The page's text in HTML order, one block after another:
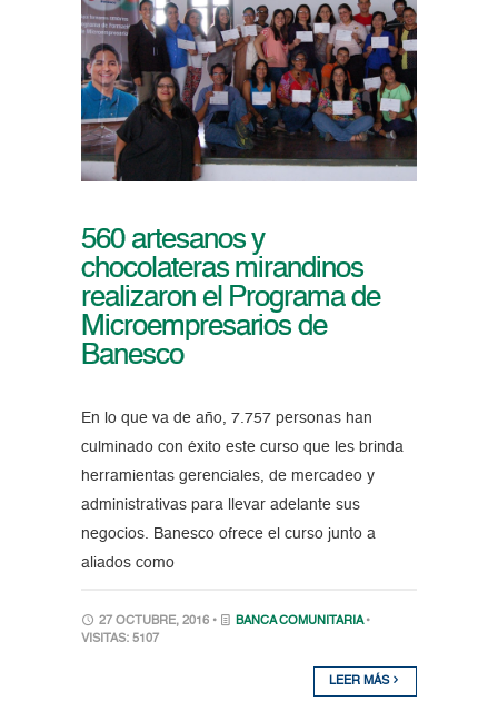
560 artesanos y
chocolateras mirandinos
realizaron el Programa de
Microempresarios de
Banesco
En lo que va de año, 7.757 personas han
culminado con éxito este curso que les brinda
herramientas gerenciales, de mercadeo y
administrativas para llevar adelante sus
negocios. Banesco ofrece el curso junto a
aliados como
27 OCTUBRE, 2016 • BANCA COMUNITARIA •
VISITAS: 5107
LEER MÁS